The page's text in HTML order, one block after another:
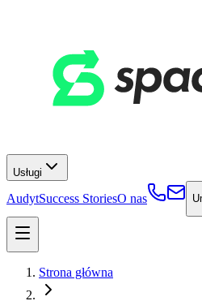
Usługi
AudytSuccess StoriesO nas
Strona główna